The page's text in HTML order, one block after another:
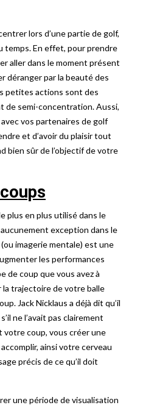
lors d’une partie de golf,
temps. En effet, pour prendre
aller dans le moment présent
déranger par la beauté des
petites actions sont des
de semi-concentration. Aussi,
vos partenaires de golf
et d’avoir du plaisir tout
bien sûr de l’objectif de votre
plus en plus utilisé dans le
exception dans le
imagerie mentale) est une
les performances
de coup que vous avez à
trajectoire de votre balle
Jack Nicklaus a déjà dit qu’il
ne l’avait pas clairement
votre coup, vous créer une
ainsi votre cerveau
précis de ce qu’il doit
une période de visualisation